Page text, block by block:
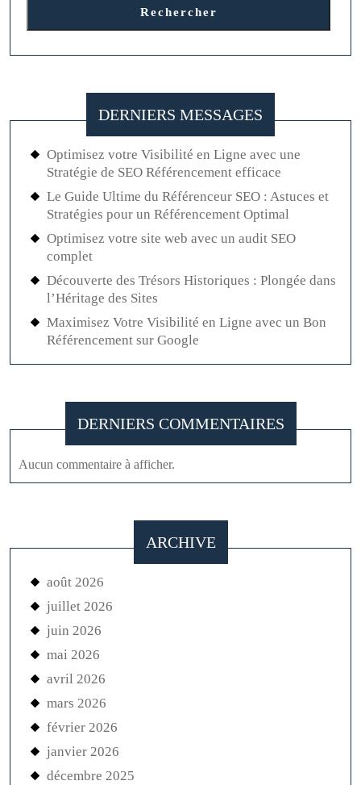
Rechercher
DERNIERS MESSAGES
Optimisez votre Visibilité en Ligne avec une
Stratégie de SEO Référencement efficace
Le Guide Ultime du Référenceur SEO : Astuces et
Stratégies pour un Référencement Optimal
Optimisez votre site web avec un audit SEO
complet
Découverte des Trésors Historiques : Plongée dans
l’Héritage des Sites
Maximisez Votre Visibilité en Ligne avec un Bon
Référencement sur Google
DERNIERS COMMENTAIRES
Aucun commentaire à afficher.
ARCHIVE
août 2026
juillet 2026
juin 2026
mai 2026
avril 2026
mars 2026
février 2026
janvier 2026
décembre 2025